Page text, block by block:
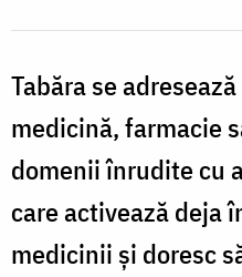
Tabăra se
medicină, farmacie
domenii înrudite cu
care activează deja
medicinii și doresc